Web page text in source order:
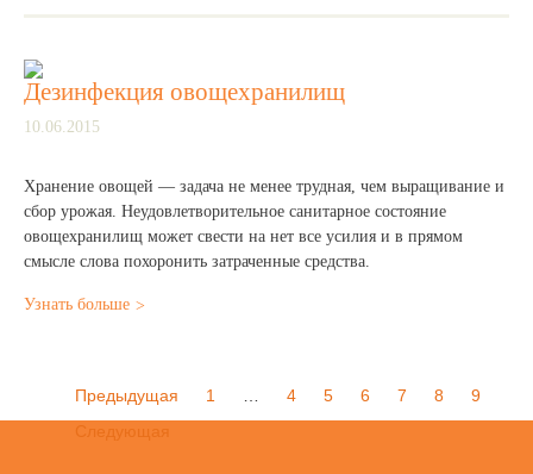
Дезинфекция овощехранилищ
10.06.2015
Хранение овощей — задача не менее трудная, чем выращивание и
сбор урожая. Неудовлетворительное санитарное состояние
овощехранилищ может свести на нет все усилия и в прямом
смысле слова похоронить затраченные средства.
Узнать больше
Предыдущая 1 4 5 6 7 8
9
Следующая